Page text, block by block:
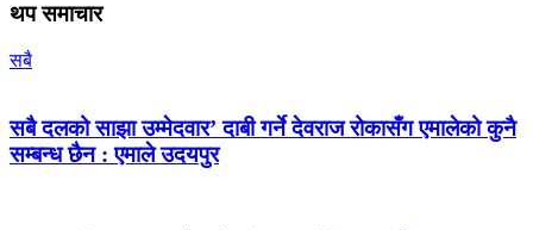
थप समाचार
सबै
सबै दलको साझा उम्मेदवार’ दाबी गर्ने देवराज रोकासँग एमालेको कुनै
सम्बन्ध छैन : एमाले उदयपुर